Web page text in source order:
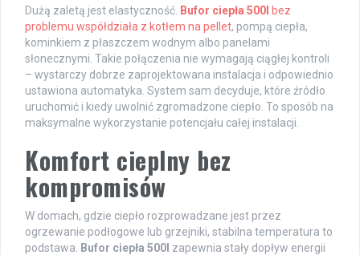
Dużą zaletą jest elastyczność. Bufor ciepła 500l bez
problemu współdziała z kotłem na pellet, pompą ciepła,
kominkiem z płaszczem wodnym albo panelami
słonecznymi. Takie połączenia nie wymagają ciągłej kontroli
– wystarczy dobrze zaprojektowana instalacja i odpowiednio
ustawiona automatyka. System sam decyduje, które źródło
uruchomić i kiedy uwolnić zgromadzone ciepło. To sposób na
maksymalne wykorzystanie potencjału całej instalacji.
Komfort cieplny bez
kompromisów
W domach, gdzie ciepło rozprowadzane jest przez
ogrzewanie podłogowe lub grzejniki, stabilna temperatura to
podstawa. Bufor ciepła 500l zapewnia stały dopływ energii